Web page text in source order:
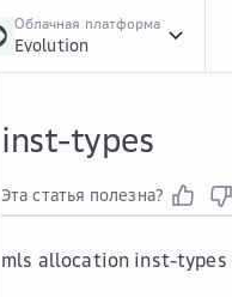
Облачная платформа
Evolution
inst-types
Эта статья полезна?
mls allocation inst-types